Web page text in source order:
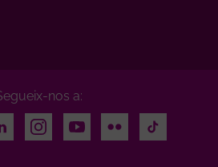
nos a:
InstagramYoutubeFlickr TikTok